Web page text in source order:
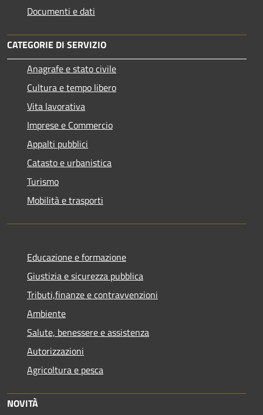
Documenti e dati
CATEGORIE DI SERVIZIO
Anagrafe e stato civile
Cultura e tempo libero
Vita lavorativa
Imprese e Commercio
Appalti pubblici
Catasto e urbanistica
Turismo
Mobilità e trasporti
Educazione e formazione
Giustizia e sicurezza pubblica
Tributi,finanze e contravvenzioni
Ambiente
Salute, benessere e assistenza
Autorizzazioni
Agricoltura e pesca
NOVITÀ